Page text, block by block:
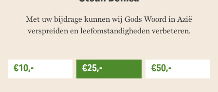
Met uw bijdrage kunnen wij Gods Woord in Azië
verspreiden en leefomstandigheden verbeteren.
€10,- €25,-
€50,-